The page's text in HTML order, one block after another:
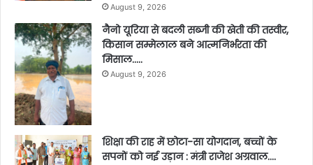
August 9, 2026
नैनो यूरिया से बदली सब्जी की खेती की तस्वीर,
किसान सम्मेलाल बने आत्मनिर्भरता की
मिसाल…..
August 9, 2026
शिक्षा की राह में छोटा-सा योगदान, बच्चों के
सपनों को नई उड़ान : मंत्री राजेश अग्रवाल….